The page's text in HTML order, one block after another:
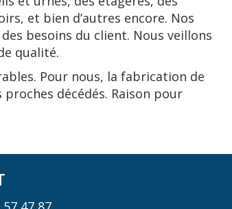
et bien d’autres encore. Nos
besoins du client. Nous veillons
qualité.
Pour nous, la fabrication de
décédés. Raison pour